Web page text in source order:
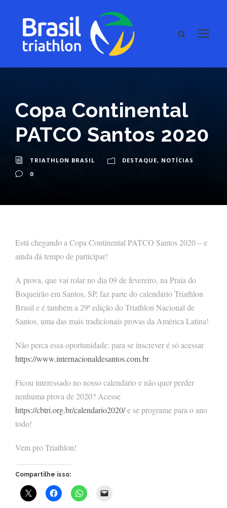
Copa Continental
PATCO Santos 2020
TRIATHLON BRASIL DESTAQUE, NOTÍCIAS
0
Está chegando a Copa Continental PATCO Santos 2020 – e
ainda dá tempo de participar!
A prova, que vai rolar no dia 09 de fevereiro, na Praia do
Boqueirão em Santos, SP, faz parte do calendário Triathlon
Brasil e é também a 29ª edição do Triathlon Nacional de
Santos, uma das mais tradicionais provas da América Latina!
Não perca essa oportunidade: para se inscrever é só acessar
https://www.internacionaldesantos.com.br
Ficou interessado no nosso calendário e não quer perder
nenhuma prova de 2020? Acesse
https://cbtri.org.br/calendario2020/e se programe para o ano
todo!
Vem pro Triathlon!
Compartilhe isso: